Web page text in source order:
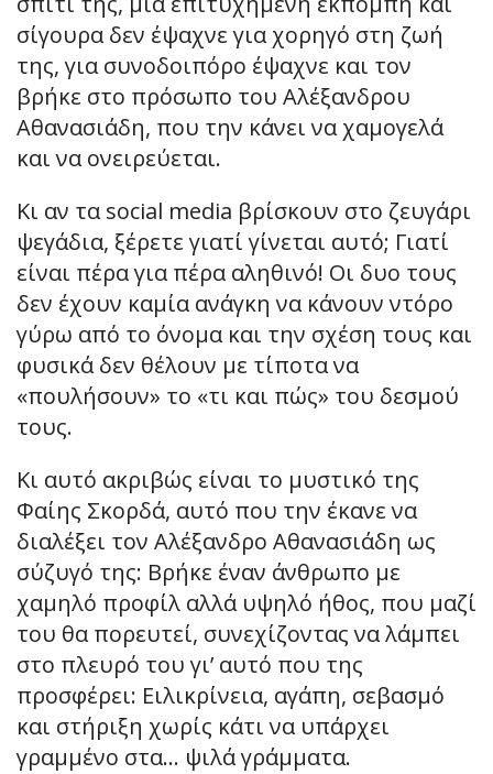
σίγουρα δεν έψαχνε για χορηγό στη ζωή
της, για συνοδοιπόρο έψαχνε και τον
βρήκε στο πρόσωπο του Αλέξανδρου
Αθανασιάδη, που την κάνει να χαμογελά
και να ονειρεύεται.
Κι αν τα social media βρίσκουν στο ζευγάρι
ψεγάδια, ξέρετε γιατί γίνεται αυτό; Γιατί
είναι πέρα για πέρα αληθινό! Οι δυο τους
δεν έχουν καμία ανάγκη να κάνουν ντόρο
γύρω από το όνομα και την σχέση τους και
φυσικά δεν θέλουν με τίποτα να
«πουλήσουν» το «τι και πώς» του δεσμού
τους.
Κι αυτό ακριβώς είναι το μυστικό της
Φαίης Σκορδά, αυτό που την έκανε να
διαλέξει τον Αλέξανδρο Αθανασιάδη ως
σύζυγό της: Βρήκε έναν άνθρωπο με
χαμηλό προφίλ αλλά υψηλό ήθος, που μαζί
του θα πορευτεί, συνεχίζοντας να λάμπει
στο πλευρό του γι’ αυτό που της
προσφέρει: Ειλικρίνεια, αγάπη, σεβασμό
και στήριξη χωρίς κάτι να υπάρχει
γραμμένο στα… ψιλά γράμματα.